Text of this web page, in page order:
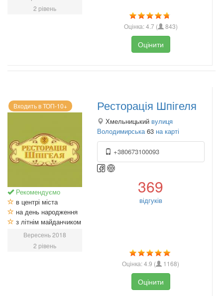
2 рівень
Оцінка:4.7 ( 843)
Оцінити
Входить в ТОП-10+
Рекомендуємо
в центрі міста
на день народження
з літнім майданчиком
Вересень 2018
2 рівень
Ресторація Шпігеля
Хмельницький вулиця
Володимирська63 на карті
+380673100093
369
відгуків
Оцінка:4.9 ( 1168)
Оцінити